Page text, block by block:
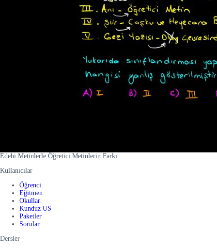
Edebi Metinlerle Öğretici Metinlerin Farkı
Kullanıcılar
Öğrenci
Eğitmen
Okullar
Kunduz US
Paketler
Sorular
Dersler